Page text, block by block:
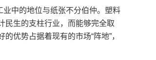
中的地位与纸张不分伯仲。塑料
民生的支柱行业，而能够完全取
优势占据着现有的市场“阵地”，